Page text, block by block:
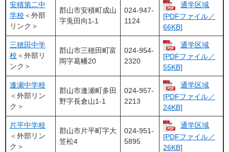
安積第二中
学校 ＜外部
リンク＞
郡山市安積町成山
字兎田向1-1
024-947-
1124
通学区域
[PDFファイル／
66KB]
三穂田中学
校 ＜外部リ
ンク＞
郡山市三穂田町富
岡字葛幡20
024-954-
2320
通学区域
[PDFファイル／
55KB]
逢瀬中学校
＜外部リン
ク＞
郡山市逢瀬町多田
野字長倉山1-1
024-957-
2213
通学区域
[PDFファイル／
24KB]
片平中学校
＜外部リン
ク＞
郡山市片平町字大
笠松4
024-951-
5895
通学区域
[PDFファイル／
26KB]